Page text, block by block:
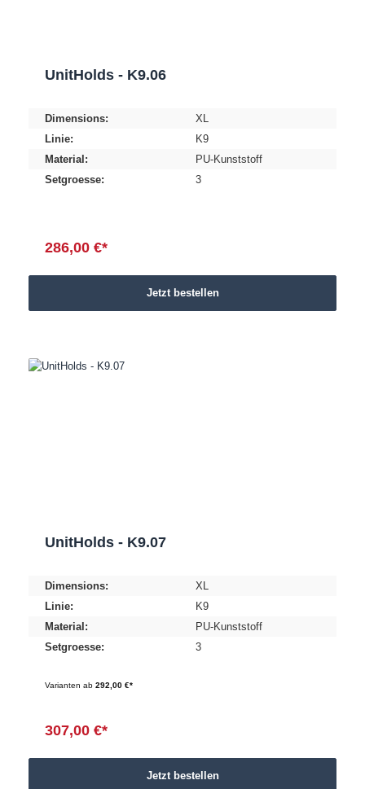
UnitHolds - K9.06
Dimensions:
XL
Linie:
K9
Material:
PU-Kunststoff
Setgroesse:
3
286,00 €*
Jetzt bestellen
UnitHolds - K9.07
Dimensions:
XL
Linie:
K9
Material:
PU-Kunststoff
Setgroesse:
3
Varianten ab292,00 €*
307,00 €*
Jetzt bestellen